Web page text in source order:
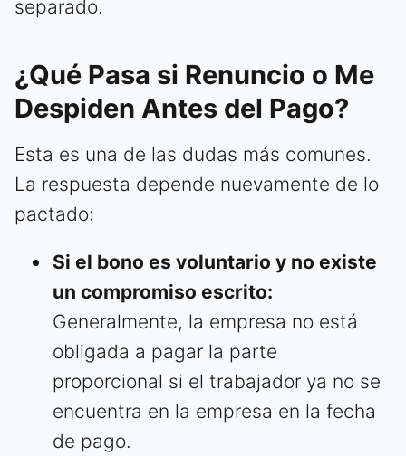
separado.
¿Qué Pasa si Renuncio o Me
Despiden Antes del Pago?
Esta es una de las dudas más comunes.
La respuesta depende nuevamente de lo
pactado:
Si el bono es voluntario y no existe
un compromiso escrito:
Generalmente, la empresa no está
obligada a pagar la parte
proporcional si el trabajador ya no se
encuentra en la empresa en la fecha
de pago.